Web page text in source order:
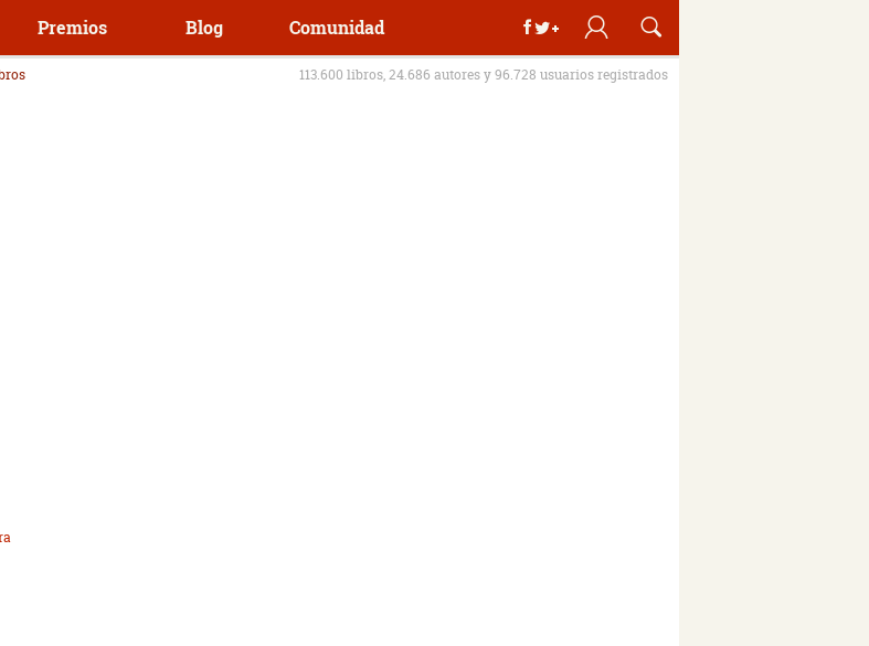
Premios Blog Comunidad
113.600 libros, 24.686 autores y 96.728 usuarios registrados